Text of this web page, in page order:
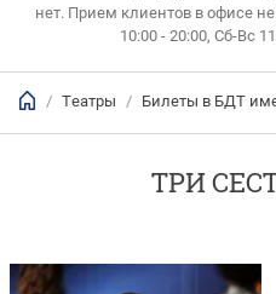
нет. Прием клиентов в офисе
10:00 - 20:00, Сб-Вс
/ Театры / Билеты в БДТ
ТРИ